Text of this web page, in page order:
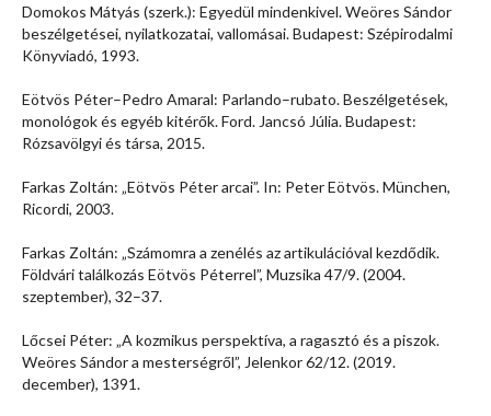
Domokos Mátyás (szerk.): Egyedül mindenkivel. Weöres Sándor
beszélgetései, nyilatkozatai, vallomásai. Budapest: Szépirodalmi
Könyviadó, 1993.
Eötvös Péter–Pedro Amaral: Parlando–rubato. Beszélgetések,
monológok és egyéb kitérők. Ford. Jancsó Júlia. Budapest:
Rózsavölgyi és társa, 2015.
Farkas Zoltán: „Eötvös Péter arcai”. In: Peter Eötvös. München,
Ricordi, 2003.
Farkas Zoltán: „Számomra a zenélés az artikulációval kezdődik.
Földvári találkozás Eötvös Péterrel”, Muzsika 47/9. (2004.
szeptember), 32–37.
Lőcsei Péter: „A kozmikus perspektíva, a ragasztó és a piszok.
Weöres Sándor a mesterségről”, Jelenkor 62/12. (2019.
december), 1391.